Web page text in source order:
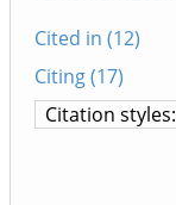
Cited in (12)
Citing (17)
Citation styles: